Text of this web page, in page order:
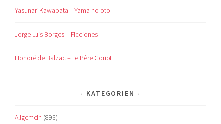
Yasunari Kawabata – Yama no oto
Jorge Luis Borges – Ficciones
Honoré de Balzac – Le Père Goriot
KATEGORIEN
Allgemein (893)